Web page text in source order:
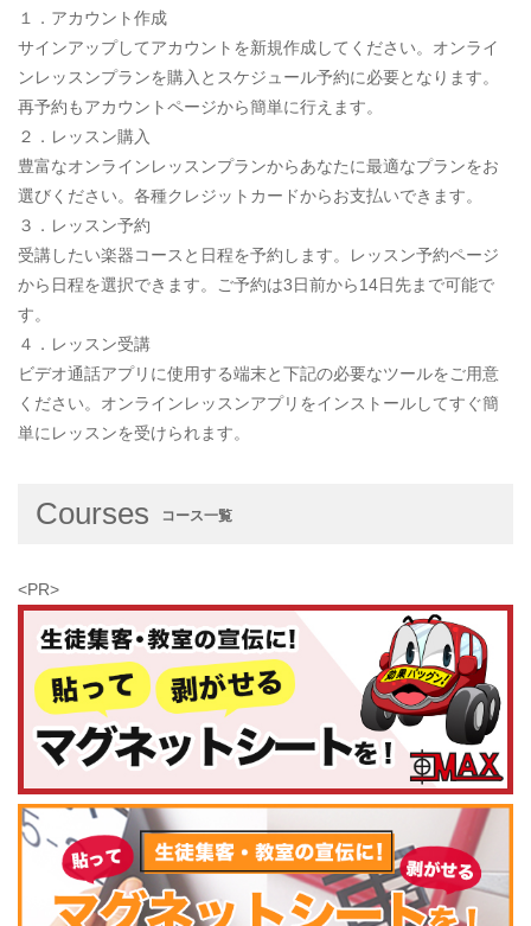
１．アカウント作成
サインアップしてアカウントを新規作成してください。オンライ
ンレッスンプランを購入とスケジュール予約に必要となります。​
再予約もアカウントページから簡単に行えます。
２．レッスン​購入
豊富なオンラインレッスンプランからあなたに最適なプランをお
選びください。​各種クレジットカードからお支払いできます。
３．レッスン予約
受講したい楽器コースと日程を予約します。レッスン予約ページ
から日程を選択できます。ご予約は3日前から14日先まで可能で
す。
４．レッスン受講
ビデオ通話アプリに使用する端末と下記の必要なツールをご用意
ください。オンラインレッスンアプリをインストールしてすぐ簡
単にレッスンを受けられます。
Courses コース一覧
<PR>